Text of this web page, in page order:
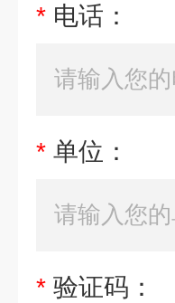
* 电话：
* 单位：
* 验证码：